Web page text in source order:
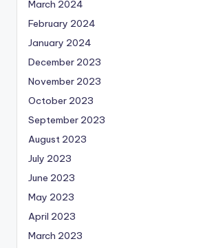
March 2024
February 2024
January 2024
December 2023
November 2023
October 2023
September 2023
August 2023
July 2023
June 2023
May 2023
April 2023
March 2023